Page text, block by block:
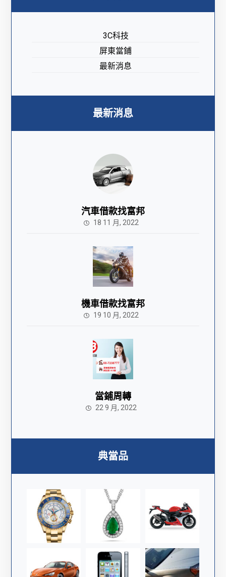
3C科技
屏東當鋪
最新消息
最新消息
汽車借款找富邦
18 11 月, 2022
機車借款找富邦
19 10 月, 2022
當鋪周轉
22 9 月, 2022
典當品